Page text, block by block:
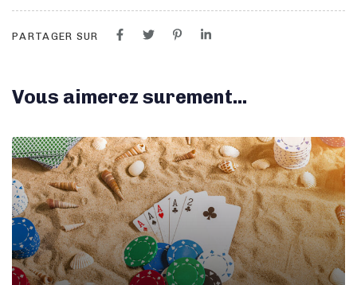
PARTAGER SUR
Vous aimerez surement...